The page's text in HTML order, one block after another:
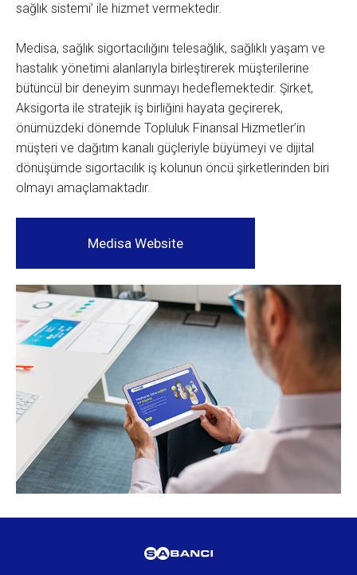
sağlık sistemi’ ile hizmet vermektedir.
Medisa, sağlık sigortacılığını telesağlık, sağlıklı yaşam ve
hastalık yönetimi alanlarıyla birleştirerek müşterilerine
bütüncül bir deneyim sunmayı hedeflemektedir. Şirket,
Aksigorta ile stratejik iş birliğini hayata geçirerek,
önümüzdeki dönemde Topluluk Finansal Hizmetler’in
müşteri ve dağıtım kanalı güçleriyle büyümeyi ve dijital
dönüşümde sigortacılık iş kolunun öncü şirketlerinden biri
olmayı amaçlamaktadır.
Medisa Website